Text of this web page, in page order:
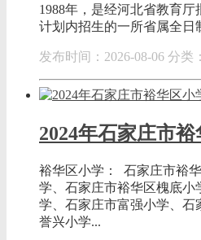
1988年，是经河北省教育
计划内招生的一所省属全日
发布时间：2026-08-06 分类：
2024年石家庄市
裕华区小学： 石家庄市裕
学、石家庄市裕华区槐底
学、石家庄市富强小学、
誉兴小学...